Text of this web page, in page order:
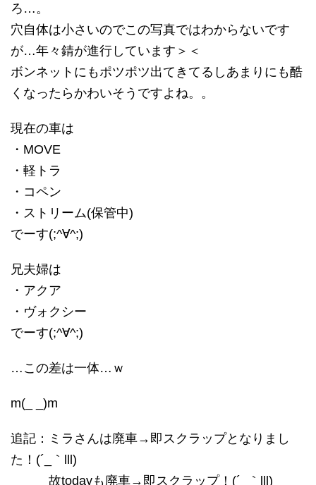
ろ…。
穴自体は小さいのでこの写真ではわからないです
が…年々錆が進行しています＞＜
ボンネットにもポツポツ出てきてるしあまりにも酷
くなったらかわいそうですよね。。
現在の車は
・MOVE
・軽トラ
・コペン
・ストリーム(保管中)
でーす(;^∀^;)
兄夫婦は
・アクア
・ヴォクシー
でーす(;^∀^;)
…この差は一体…ｗ
m(_ _)m
追記：ミラさんは廃車→即スクラップとなりまし
た！(´_｀lll)
故todayも廃車→即スクラップ！(´_｀lll)